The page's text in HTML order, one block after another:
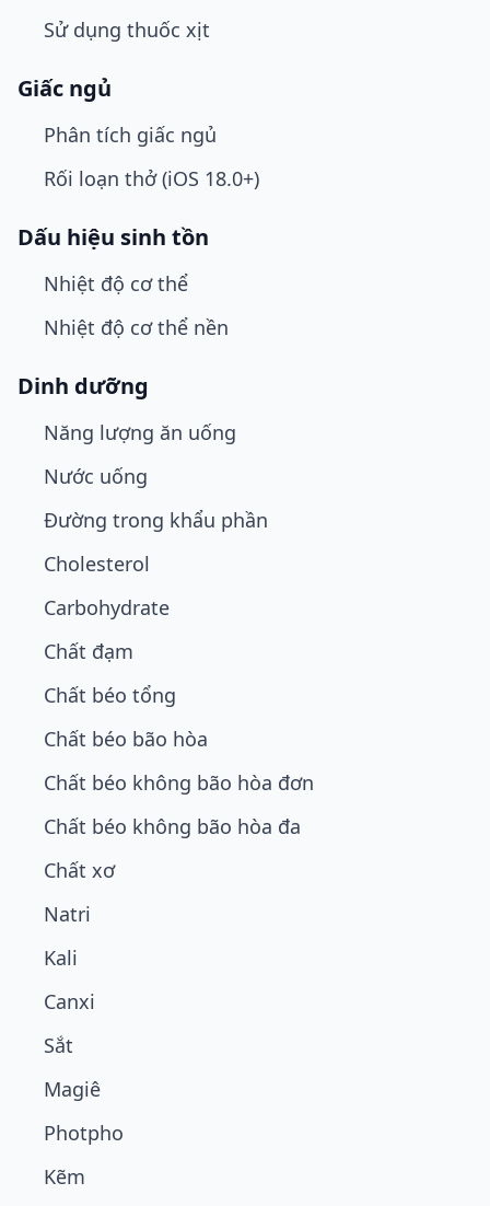
Sử dụng thuốc xịt
Giấc ngủ
Phân tích giấc ngủ
Rối loạn thở (iOS 18.0+)
Dấu hiệu sinh tồn
Nhiệt độ cơ thể
Nhiệt độ cơ thể nền
Dinh dưỡng
Năng lượng ăn uống
Nước uống
Đường trong khẩu phần
Cholesterol
Carbohydrate
Chất đạm
Chất béo tổng
Chất béo bão hòa
Chất béo không bão hòa đơn
Chất béo không bão hòa đa
Chất xơ
Natri
Kali
Canxi
Sắt
Magiê
Photpho
Kẽm